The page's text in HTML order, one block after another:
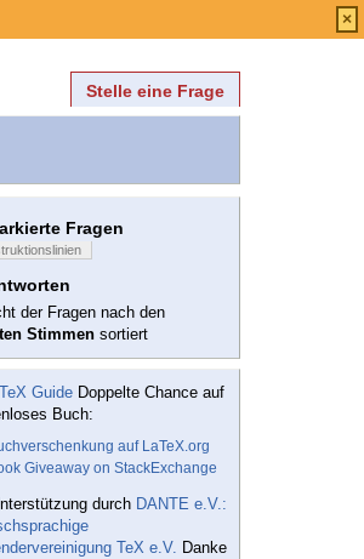
Stelle eine Frage
Fragen
der Fragen nach den
Stimmen sortiert
Doppelte Chance auf
Buch:
auf LaTeX.org
Giveaway on StackExchange
durch DANTE e.V.:
TeX e.V. Danke
×